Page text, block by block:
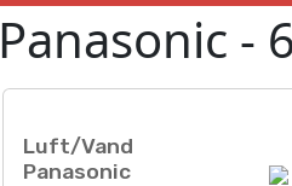
Panasonic -
Luft/Vand
Panasonic